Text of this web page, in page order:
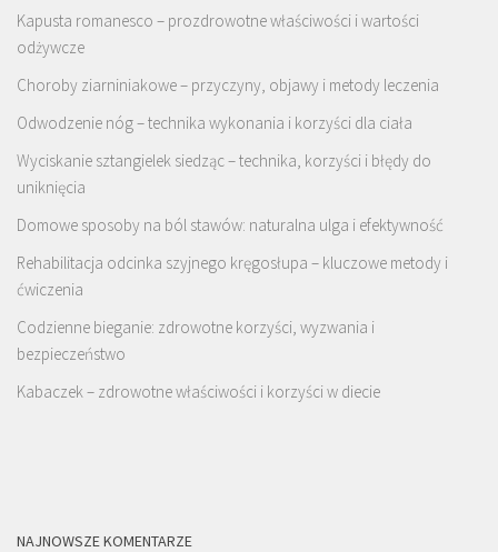
Kapusta romanesco – prozdrowotne właściwości i wartości
odżywcze
Choroby ziarniniakowe – przyczyny, objawy i metody leczenia
Odwodzenie nóg – technika wykonania i korzyści dla ciała
Wyciskanie sztangielek siedząc – technika, korzyści i błędy do
uniknięcia
Domowe sposoby na ból stawów: naturalna ulga i efektywność
Rehabilitacja odcinka szyjnego kręgosłupa – kluczowe metody i
ćwiczenia
Codzienne bieganie: zdrowotne korzyści, wyzwania i
bezpieczeństwo
Kabaczek – zdrowotne właściwości i korzyści w diecie
NAJNOWSZE KOMENTARZE